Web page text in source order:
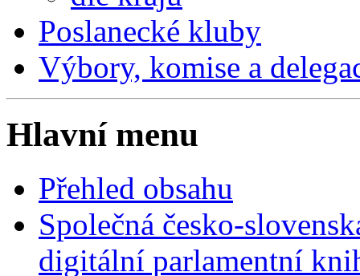
Poslanecké kluby
Výbory, komise a
Hlavní menu
Přehled obsahu
Společná česko-
digitální parlamentní